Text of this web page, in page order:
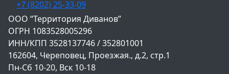
+7 (8202) 25-33-09
‌ООО “Территория Диванов”
ОГРН 1083528005296
ИНН/КПП 3528137746 / 352801001
162604, Череповец, Проезжая., д.2, стр.1
Пн-Сб 10-20, Вск 10-18